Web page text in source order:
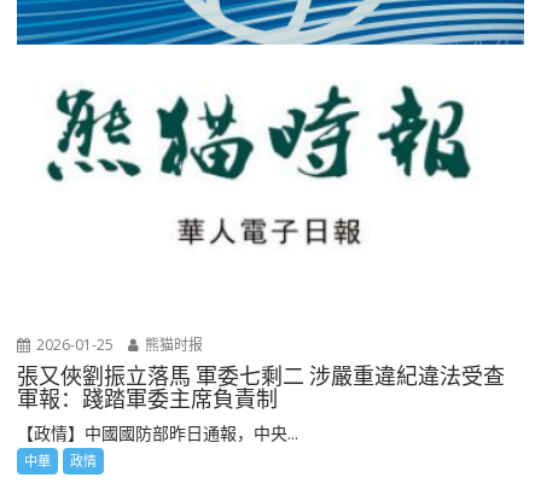
2026-01-25 熊猫时报
張又俠劉振立落馬 軍委七剩二 涉嚴重違紀違法受查
軍報：踐踏軍委主席負責制
【政情】中國國防部昨日通報，中央...
中華 政情